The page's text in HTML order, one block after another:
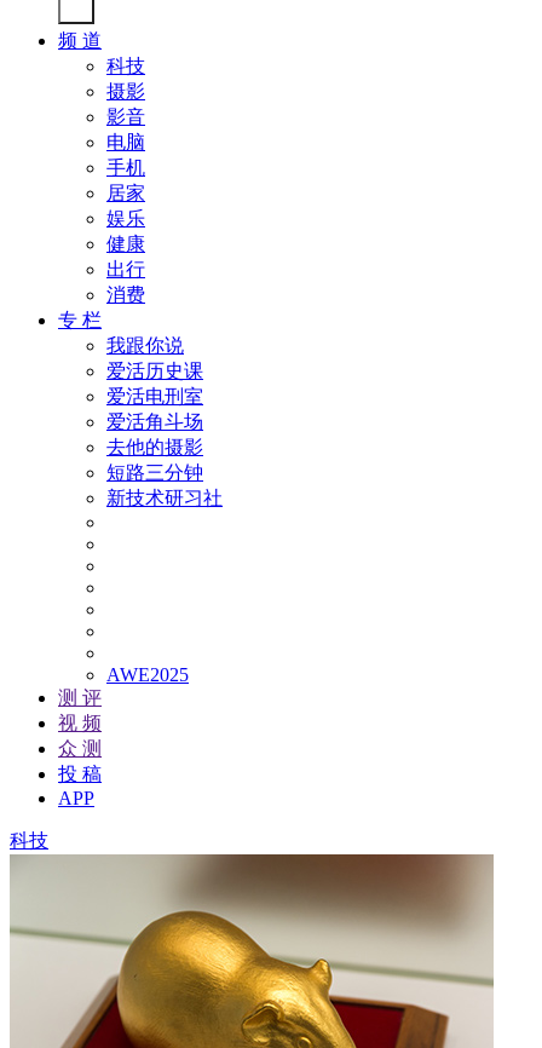
频 道
科技
摄影
影音
电脑
手机
居家
娱乐
健康
出行
消费
专 栏
我跟你说
爱活历史课
爱活电刑室
爱活角斗场
去他的摄影
短路三分钟
新技术研习社
AWE2025
测 评
视 频
众 测
投 稿
APP
科技